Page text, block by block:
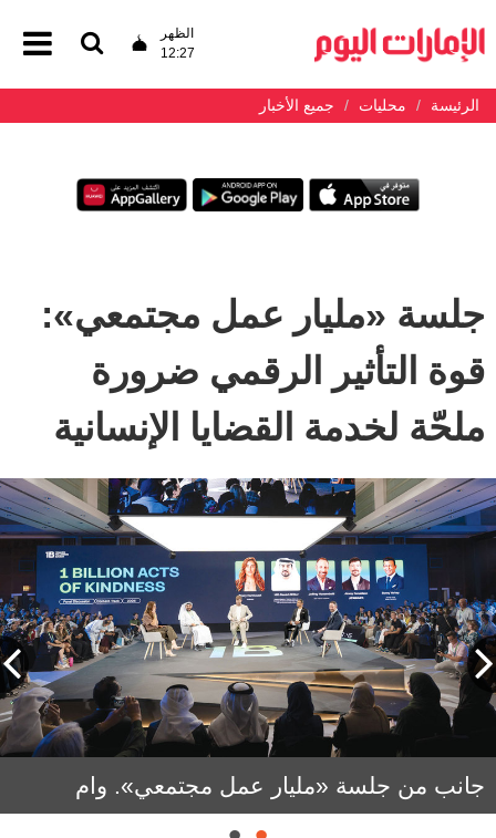
الظهر
12:27
الرئيسة محليات جميع الأخبار
جلسة «مليار عمل مجتمعي»:
قوة التأثير الرقمي ضرورة
ملحّة لخدمة القضايا الإنسانية
جانب من جلسة «مليار عمل مجتمعي». وام